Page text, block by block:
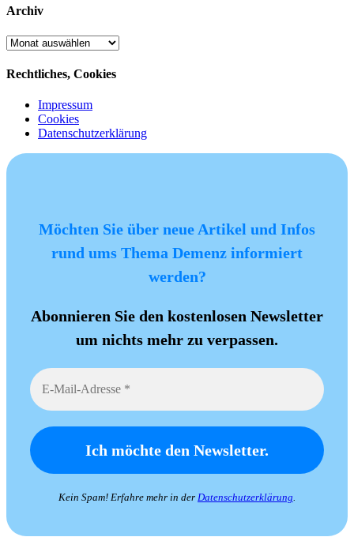
Archiv
Archiv
Rechtliches, Cookies
Impressum
Cookies
Datenschutzerklärung
Möchten Sie über neue Artikel und Infos
rund ums Thema Demenz informiert
werden?
Abonnieren Sie den kostenlosen Newsletter
um nichts mehr zu verpassen.
Kein Spam! Erfahre mehr in der Datenschutzerklärung.